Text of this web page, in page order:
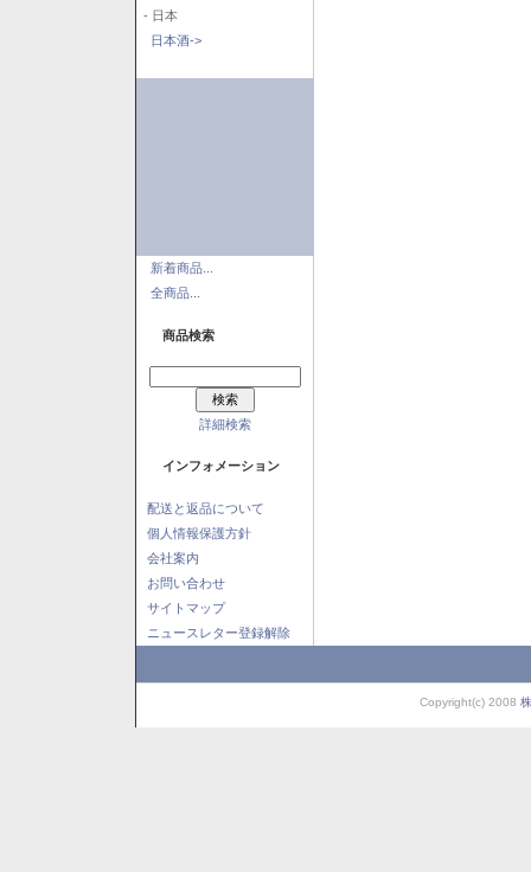
- 日本
日本酒->
新着商品...
全商品...
商品検索
詳細検索
インフォメーション
配送と返品について
個人情報保護方針
会社案内
お問い合わせ
サイトマップ
ニュースレター登録解除
Copyright(c) 2008